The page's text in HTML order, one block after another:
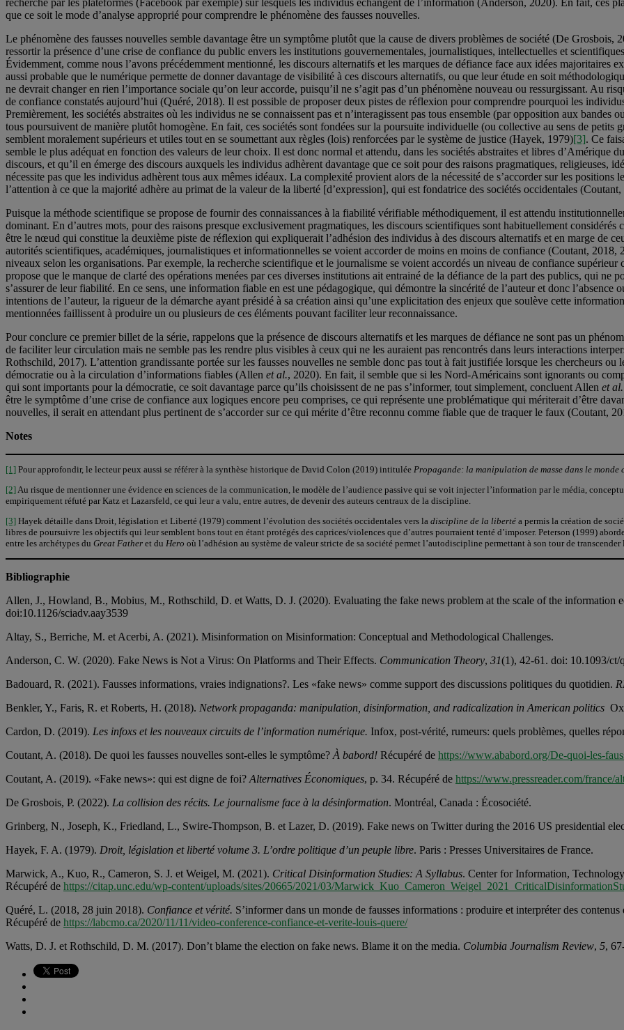
que ce soit le mode d’analyse approprié pour comprendre le phénomène des fausses nouvelles.
Le phénomène des fausses nouvelles semble davantage être un symptôme plutôt que la cause de divers problèmes de société (De
ressortir la présence d’une crise de confiance du public envers les institutions gouvernementales, journalistiques, intellectuelles et
Évidemment, comme nous l’avons précédemment mentionné, les discours alternatifs et les marques de défiance face aux idées majoritaires
aussi probable que le numérique permette de donner davantage de visibilité à ces discours alternatifs, ou que leur étude en soit
ne devrait changer en rien l’importance sociale qu’on leur accorde, puisqu’il ne s’agit pas d’un phénomène nouveau ou ressurgissant. Au
de confiance constatés aujourd’hui (Quéré, 2018). Il est possible de proposer deux pistes de réflexion pour comprendre pourquoi les
Premièrement, les sociétés abstraites où les individus ne se connaissent pas et n’interagissent pas tous ensemble (par opposition aux bandes
tous poursuivent de manière plutôt homogène. En fait, ces sociétés sont fondées sur la poursuite individuelle (ou collective au sens de petits
semblent moralement supérieurs et utiles tout en se soumettant aux règles (lois) renforcées par le système de justice (Hayek, 1979)[3]. Ce
semble le plus adéquat en fonction des valeurs de leur choix. Il est donc normal et attendu, dans les sociétés abstraites et libres d’Amérique
discours, et qu’il en émerge des discours auxquels les individus adhèrent davantage que ce soit pour des raisons pragmatiques, religieuses,
nécessite pas que les individus adhèrent tous aux mêmes idéaux. La complexité provient alors de la nécessité de s’accorder sur les
l’attention à ce que la majorité adhère au primat de la valeur de la liberté [d’expression], qui est fondatrice des sociétés occidentales
Puisque la méthode scientifique se propose de fournir des connaissances à la fiabilité vérifiable méthodiquement, il est attendu
dominant. En d’autres mots, pour des raisons presque exclusivement pragmatiques, les discours scientifiques sont habituellement
être le nœud qui constitue la deuxième piste de réflexion qui expliquerait l’adhésion des individus à des discours alternatifs et en marge de
autorités scientifiques, académiques, journalistiques et informationnelles se voient accorder de moins en moins de confiance (Coutant, 2018,
niveaux selon les organisations. Par exemple, la recherche scientifique et le journalisme se voient accordés un niveau de confiance
propose que le manque de clarté des opérations menées par ces diverses institutions ait entrainé de la défiance de la part des publics, qui ne
s’assurer de leur fiabilité. En ce sens, une information fiable en est une pédagogique, qui démontre la sincérité de l’auteur et donc l’absence
intentions de l’auteur, la rigueur de la démarche ayant présidé à sa création ainsi qu’une explicitation des enjeux que soulève cette
mentionnées faillissent à produire un ou plusieurs de ces éléments pouvant faciliter leur reconnaissance.
Pour conclure ce premier billet de la série, rappelons que la présence de discours alternatifs et les marques de défiance ne sont pas un
de faciliter leur circulation mais ne semble pas les rendre plus visibles à ceux qui ne les auraient pas rencontrés dans leurs interactions
Rothschild, 2017). L’attention grandissante portée sur les fausses nouvelles ne semble donc pas tout à fait justifiée lorsque les chercheurs
démocratie ou à la circulation d’informations fiables (Allen et al., 2020). En fait, il semble que si les Nord-Américains sont ignorants ou
qui sont importants pour la démocratie, ce soit davantage parce qu’ils choisissent de ne pas s’informer, tout simplement, concluent Allen et al.
être le symptôme d’une crise de confiance aux logiques encore peu comprises, ce qui représente une problématique qui mériterait d’être
nouvelles, il serait en attendant plus pertinent de s’accorder sur ce qui mérite d’être reconnu comme fiable que de traquer le faux (Coutant,
Notes
[1] Pour approfondir, le lecteur peux aussi se référer à la synthèse historique de David Colon (2019) intitulée Propagande: la manipulation de masse dans le monde
[2] Au risque de mentionner une évidence en sciences de la communication, le modèle de l’audience passive qui se voit injecter l’information par le média,
empiriquement réfuté par Katz et Lazarsfeld, ce qui leur a valu, entre autres, de devenir des auteurs centraux de la discipline.
[3] Hayek détaille dans Droit, législation et Liberté (1979) comment l’évolution des sociétés occidentales vers la discipline de la liberté a permis la création de
libres de poursuivre les objectifs qui leur semblent bons tout en étant protégés des caprices/violences que d’autres pourraient tenté d’imposer. Peterson (1999)
entre les archétypes du Great Father et du Hero où l’adhésion au système de valeur stricte de sa société permet l’autodiscipline permettant à son tour de
Bibliographie
Allen, J., Howland, B., Mobius, M., Rothschild, D. et Watts, D. J. (2020). Evaluating the fake news problem at the scale of the information
doi:10.1126/sciadv.aay3539
Altay, S., Berriche, M. et Acerbi, A. (2021). Misinformation on Misinformation: Conceptual and Methodological Challenges.
Anderson, C. W. (2020). Fake News is Not a Virus: On Platforms and Their Effects. Communication Theory, 31(1), 42-61. doi: 10.1093/ct/
Badouard, R. (2021). Fausses informations, vraies indignations?. Les «fake news» comme support des discussions politiques du quotidien.
Benkler, Y., Faris, R. et Roberts, H. (2018). Network propaganda: manipulation, disinformation, and radicalization in American politics
Cardon, D. (2019). Les infoxs et les nouveaux circuits de l’information numérique. Infox, post-vérité, rumeurs: quels problèmes, quelles
Coutant, A. (2018). De quoi les fausses nouvelles sont-elles le symptôme? À babord! Récupéré de https://www.ababord.org/De-quoi-les-
Coutant, A. (2019). «Fake news»: qui est digne de foi? Alternatives Économiques, p. 34. Récupéré de https://www.pressreader.com/france/
De Grosbois, P. (2022). La collision des récits. Le journalisme face à la désinformation. Montréal, Canada : Écosociété.
Grinberg, N., Joseph, K., Friedland, L., Swire-Thompson, B. et Lazer, D. (2019). Fake news on Twitter during the 2016 US presidential
Hayek, F. A. (1979). Droit, législation et liberté volume 3. L’ordre politique d’un peuple libre. Paris : Presses Universitaires de France.
Marwick, A., Kuo, R., Cameron, S. J. et Weigel, M. (2021). Critical Disinformation Studies: A Syllabus. Center for Information,
Récupéré de https://citap.unc.edu/wp-content/uploads/sites/20665/2021/03/
Quéré, L. (2018, 28 juin 2018). Confiance et vérité. S’informer dans un monde de fausses informations : produire et interpréter des
Récupéré de https://labcmo.ca/2020/11/11/video-conference-confiance-et-verite-louis-quere/
Watts, D. J. et Rothschild, D. M. (2017). Don’t blame the election on fake news. Blame it on the media. Columbia Journalism Review, 5,